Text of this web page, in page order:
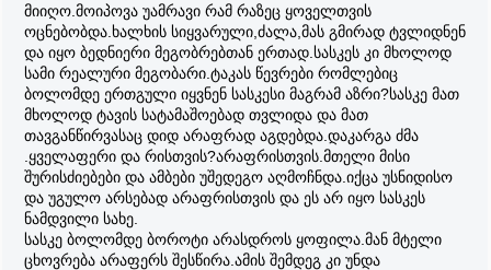
მიიღო.მოიპოვა უამრავი რამ რაზეც ყოველთვის
ოცნებობდა.ხალხის სიყვარული,ძალა,მას გმირად ტვლიდნენ
და იყო ბედნიერი მეგობრებთან ერთად.სასკეს კი მხოლოდ
სამი რეალური მეგობარი.ტაკას წევრები რომლებიც
ბოლომდე ერთგული იყვნენ სასკესი მაგრამ აზრი?სასკე მათ
მხოლოდ ტავის სატამაშოებად თვლიდა და მათ
თავგანწირვასაც დიდ არაფრად აგდებდა.დაკარგა ძმა
.ყველაფერი და რისთვის?არაფრისთვის.მთელი მისი
შურისძიებები და ამბები უშედეგო აღმოჩნდა.იქცა უსნიდისო
და უგულო არსებად არაფრისთვის და ეს არ იყო სასკეს
ნამდვილი სახე.
სასკე ბოლომდე ბოროტი არასდროს ყოფილა.მან მტელი
ცხოვრება არაფერს შესწირა.ამის შემდეგ კი უნდა